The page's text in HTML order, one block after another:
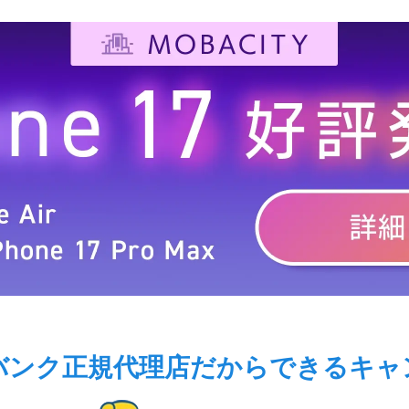
ク正規代理店だからできるキャ